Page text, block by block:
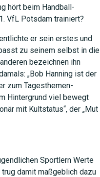
hört beim Handball-
VfL Potsdam trainiert?
er sein erstes und
zu seinem selbst in die
bezeichnen ihn
„Bob Hanning ist der
zum Tagesthemen-
Hintergrund viel bewegt
mit Kultstatus“, der „Mut
Sportlern Werte
damit maßgeblich dazu